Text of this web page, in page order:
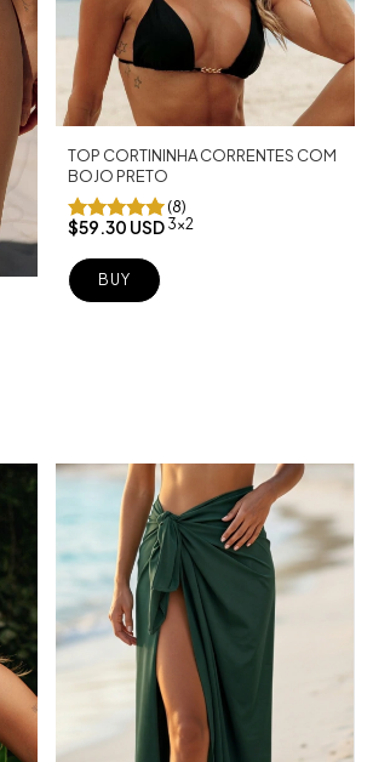
TOP CORTININHA CORRENTES COM
BOJO PRETO
(8)
$59.30 USD 3x2
BUY